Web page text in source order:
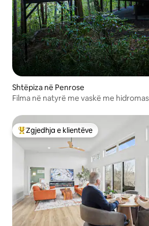
Shtëpiza në Penrose
Filma në natyrë me vaskë me
Më të mirat e zgjedhjeve të klientëve
Zgjedhja e klientëve